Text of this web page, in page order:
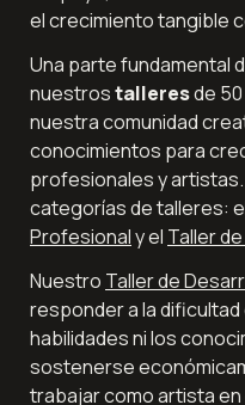
el crecimiento tangible
Una parte fundamental
nuestros talleres de
nuestra comunidad
conocimientos para
profesionales y
categorías de talleres:
Profesional y el Taller
Nuestro Taller de
responder a la
habilidades ni los
sostenerse
trabajar como artista